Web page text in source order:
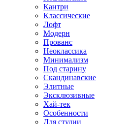
Кантри
Классические
Лофт
Модерн
Прованс
Неоклассика
Минимализм
Под старину
Скандинавские
Элитные
Эксклюзивные
Хай-тек
Особенности
Для студии